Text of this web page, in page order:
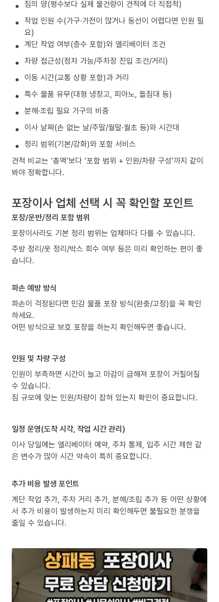
짐의 양(평수보다 실제 물건량이 견적에 더 직접적)
작업 인원 수(가구·가전이 많거나 동선이 어렵다면 인원 필
요)
계단 작업 여부(층수 포함)와 엘리베이터 조건
차량 접근성(정차 가능/주차장 진입 조건/거리)
이동 시간(교통 상황 포함)과 거리
특수 물품 유무(대형 냉장고, 피아노, 돌침대 등)
분해·조립 필요 가구의 비중
이사 날짜(손 없는 날/주말/월말·월초 등)와 시간대
정리 범위(기본/강화)와 포함 서비스
견적 비교는 ‘총액’보다 ‘포함 범위 + 인원/차량 구성’까지 같이
봐야 정확합니다.
포장이사 업체 선택 시 꼭 확인할 포인트
포장/운반/정리 포함 범위
포장이사라도 기본 정리 범위는 업체마다 다를 수 있습니다.
주방 정리/옷 정리/박스 회수 여부 등은 미리 확인하는 편이 좋
습니다.
파손 예방 방식
파손이 걱정된다면 민감 물품 포장 방식(완충/고정)을 꼭 확인
하세요.
어떤 방식으로 보호 포장을 하는지 확인해두면 좋습니다.
인원 및 차량 구성
인원이 부족하면 시간이 늘고 마감이 급해져 포장이 거칠어질
수 있습니다.
짐 규모에 맞는 인원/차량이 잡혀 있는지 확인이 중요합니다.
일정 운영(도착 시각, 작업 시간 관리)
이사 당일에는 엘리베이터 예약, 주차 통제, 입주 시간 제한 같
은 변수가 많아 시간 약속이 특히 중요합니다.
추가 비용 발생 포인트
계단 작업 추가, 주차 거리 추가, 분해/조립 추가 등 어떤 상황에
서 추가 비용이 발생하는지 미리 확인해두면 불필요한 분쟁을
줄일 수 있습니다.